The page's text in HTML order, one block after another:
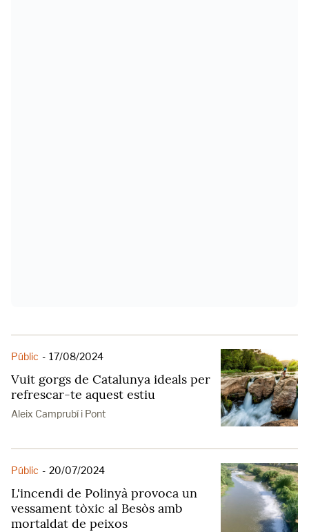
Públic - 17/08/2024
Vuit gorgs de Catalunya ideals per
refrescar-te aquest estiu
Aleix Camprubí i Pont
Públic - 20/07/2024
L'incendi de Polinyà provoca un
vessament tòxic al Besòs amb
mortaldat de peixos